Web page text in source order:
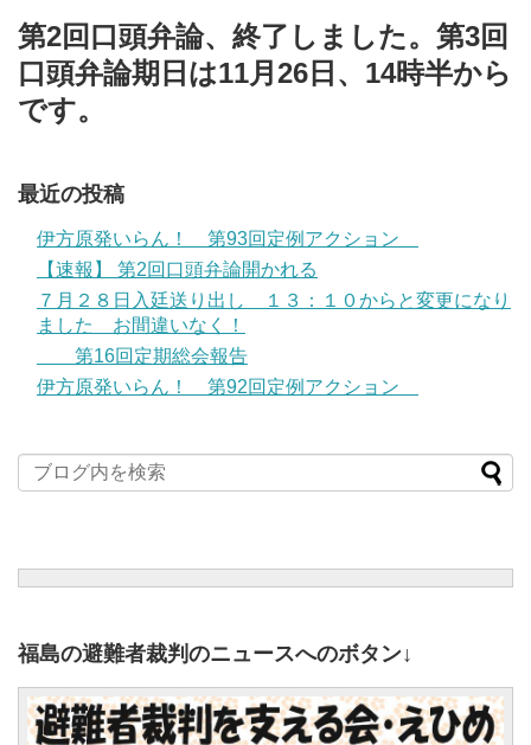
第2回口頭弁論、終了しました。第3回
口頭弁論期日は11月26日、14時半から
です。
最近の投稿
伊方原発いらん！ 第93回定例アクション
【速報】 第2回口頭弁論開かれる
７月２８日入廷送り出し １３：１０からと変更になり
ました お間違いなく！
第16回定期総会報告
伊方原発いらん！ 第92回定例アクション
福島の避難者裁判のニュースへのボタン↓